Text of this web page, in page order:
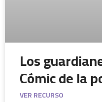
Los
Cómic de la
VER RECURSO